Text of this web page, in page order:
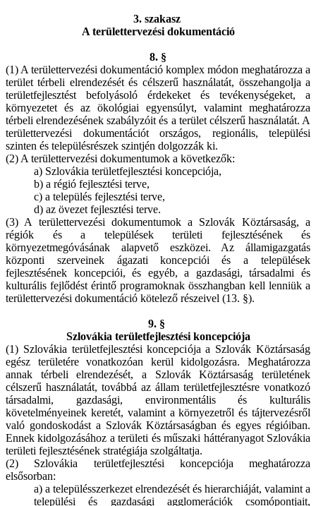
3. szakasz
A területtervezési dokumentáció
8. §
(1) A területtervezési dokumentáció komplex módon meghatározza a
terület térbeli elrendezését és célszerű használatát, összehangolja a
területfejlesztést befolyásoló érdekeket és tevékenységeket, a
környezetet és az ökológiai egyensúlyt, valamint meghatározza
térbeli elrendezésének szabályzóit és a terület célszerű használatát. A
területtervezési dokumentációt országos, regionális, települési
szinten és településrészek szintjén dolgozzák ki.
(2) A területtervezési dokumentumok a következők:
a) Szlovákia területfejlesztési koncepciója,
b) a régió fejlesztési terve,
c) a település fejlesztési terve,
d) az övezet fejlesztési terve.
(3) A területtervezési dokumentumok a Szlovák Köztársaság, a
régiók és a települések területi fejlesztésének és
környezetmegóvásának alapvető eszközei. Az államigazgatás
központi szerveinek ágazati koncepciói és a települések
fejlesztésének koncepciói, és egyéb, a gazdasági, társadalmi és
kulturális fejlődést érintő programoknak összhangban kell lenniük a
területtervezési dokumentáció kötelező részeivel (13. §).
9. §
Szlovákia területfejlesztési koncepciója
(1) Szlovákia területfejlesztési koncepciója a Szlovák Köztársaság
egész területére vonatkozóan kerül kidolgozásra. Meghatározza
annak térbeli elrendezését, a Szlovák Köztársaság területének
célszerű használatát, továbbá az állam területfejlesztésre vonatkozó
társadalmi, gazdasági, environmentális és kulturális
követelményeinek keretét, valamint a környezetről és tájtervezésről
való gondoskodást a Szlovák Köztársaságban és egyes régióiban.
Ennek kidolgozásához a területi és műszaki háttéranyagot Szlovákia
területi fejlesztésének stratégiája szolgáltatja.
(2) Szlovákia területfejlesztési koncepciója meghatározza
elsősorban:
a) a településszerkezet elrendezését és hierarchiáját, valamint a
települési és gazdasági agglomerációk csomópontjait,